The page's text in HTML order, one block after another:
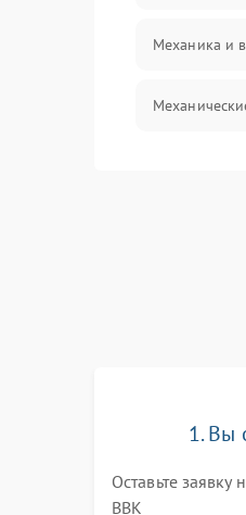
Механика и
1. Вы
Оставьте
BBK